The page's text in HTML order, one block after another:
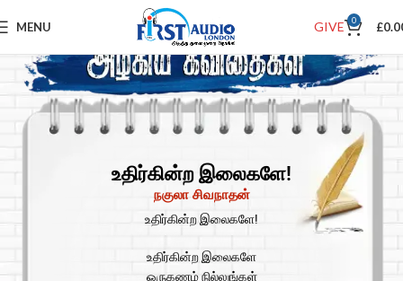
MENU GIVE 0 £
உதிர்கின்ற இலைகளே!
நகுலா சிவநாதன்
உதிர்கின்ற இலைகளே!
உதிர்கின்ற இலைகளே
ஒருகணம் நில்லுங்கள்